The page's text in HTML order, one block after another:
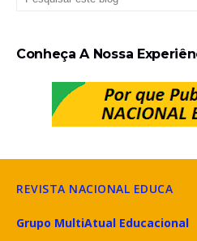
Conheça A Nossa
REVISTA NACIONAL EDUCA
Grupo MultiAtual Educacional